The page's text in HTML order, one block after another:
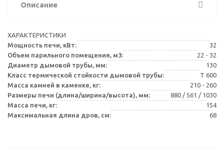
Описание
ХАРАКТЕРИСТИКИ
Мощность печи, кВт:
32
Объем парильного помещения, м3:
22 - 32
Диаметр дымовой трубы, мм:
130
Класс термической стойкости дымовой трубы:
Т 600
Масса камней в каменке, кг:
210 - 260
Размеры печи (длина/ширина/высота), мм:
880 / 561 / 1030
Масса печи, кг:
154
Максимальная длина дров, см:
68